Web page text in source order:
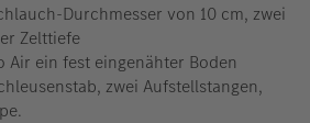
Durchmesser von 10 cm, zwei
Zelttiefe
ein fest eingenähter Boden
zwei Aufstellstangen,